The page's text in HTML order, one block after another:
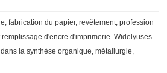
fabrication du papier, revêtement, profession
d'encre d'imprimerie. Widelyuses
la synthèse organique, métallurgie,